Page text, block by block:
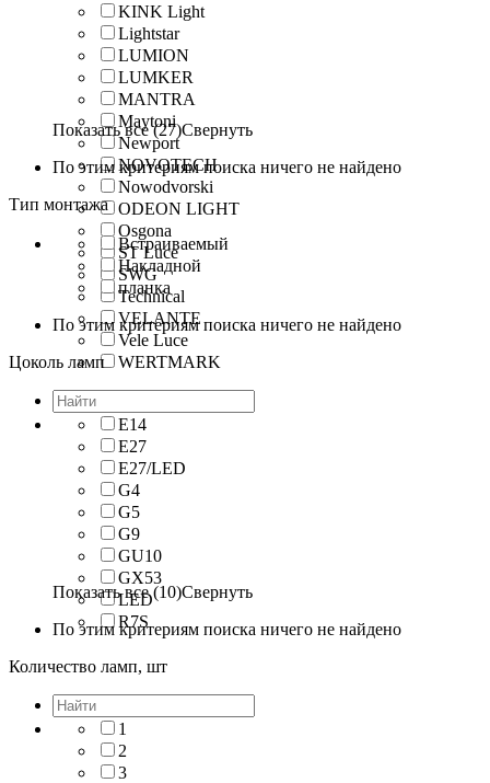
KINK Light
Lightstar
LUMION
LUMKER
MANTRA
Maytoni
Newport
NOVOTECH
Nowodvorski
ODEON LIGHT
Osgona
ST Luce
SWG
Technical
VELANTE
Vele Luce
WERTMARK
Показать все (27)Свернуть
По этим критериям поиска ничего не найдено
Тип монтажа
Встраиваемый
Накладной
планка
По этим критериям поиска ничего не найдено
Цоколь ламп
E14
E27
E27/LED
G4
G5
G9
GU10
GX53
LED
R7S
Показать все (10)Свернуть
По этим критериям поиска ничего не найдено
Количество ламп, шт
1
2
3